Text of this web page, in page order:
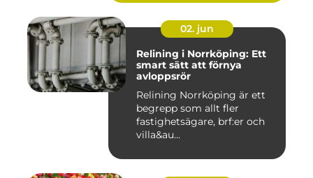
02. jun
Relining i Norrköping: Ett
smart sätt att förnya
avloppsrör
Relining Norrköping är ett
begrepp som allt fler
fastighetsägare, brf:er och
villa&au...